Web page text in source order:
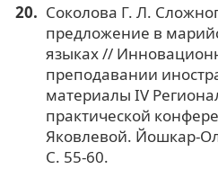
Соколова Г. Л.
предложение в
языках //
преподавании
материалы IV
практической
Яковлевой. Йошкар-
C. 55-60.